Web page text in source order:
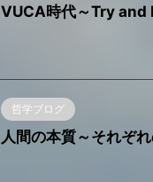
VUCA時代～Try and
哲学ブログ
人間の本質～それぞ